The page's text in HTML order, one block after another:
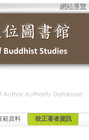
網站導覽
範資料 校正著者資訊